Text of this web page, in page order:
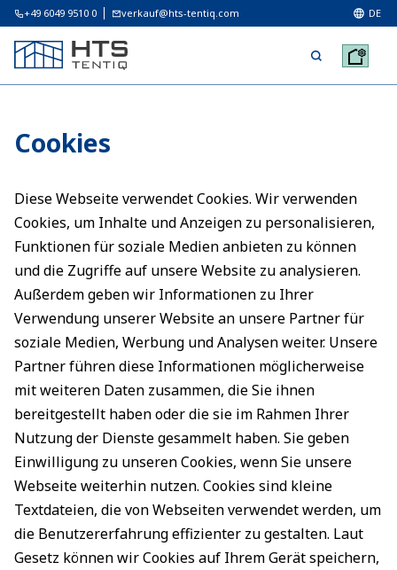
+49 6049 9510 0 verkauf@hts-tentiq.com DE
Cookies
Diese Webseite verwendet Cookies. Wir verwenden
Cookies, um Inhalte und Anzeigen zu personalisieren,
Funktionen für soziale Medien anbieten zu können
und die Zugriffe auf unsere Website zu analysieren.
Außerdem geben wir Informationen zu Ihrer
Verwendung unserer Website an unsere Partner für
soziale Medien, Werbung und Analysen weiter. Unsere
Partner führen diese Informationen möglicherweise
mit weiteren Daten zusammen, die Sie ihnen
bereitgestellt haben oder die sie im Rahmen Ihrer
Nutzung der Dienste gesammelt haben. Sie geben
Einwilligung zu unseren Cookies, wenn Sie unsere
Webseite weiterhin nutzen. Cookies sind kleine
Textdateien, die von Webseiten verwendet werden, um
die Benutzererfahrung effizienter zu gestalten. Laut
Gesetz können wir Cookies auf Ihrem Gerät speichern,